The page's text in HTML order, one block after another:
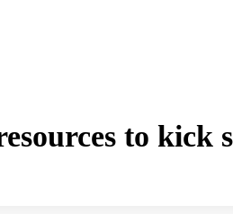
to